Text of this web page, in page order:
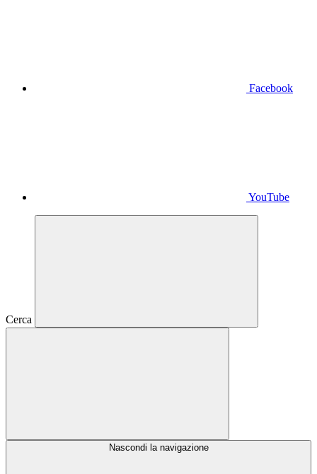
Facebook
YouTube
Cerca
Nascondi la navigazione